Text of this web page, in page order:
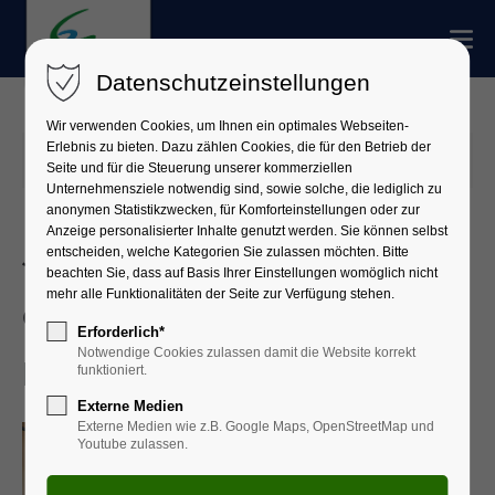
01.07.2025 16:14
Jugendhilfeausschuss
empfiehlt weitere
heilpädagogische Tagesgruppe
Datenschutzeinstellungen
Wir verwenden Cookies, um Ihnen ein optimales Webseiten-
Erlebnis zu bieten. Dazu zählen Cookies, die für den Betrieb der
Seite und für die Steuerung unserer kommerziellen
Unternehmensziele notwendig sind, sowie solche, die lediglich zu
anonymen Statistikzwecken, für Komforteinstellungen oder zur
Anzeige personalisierter Inhalte genutzt werden. Sie können selbst
entscheiden, welche Kategorien Sie zulassen möchten. Bitte
beachten Sie, dass auf Basis Ihrer Einstellungen womöglich nicht
mehr alle Funktionalitäten der Seite zur Verfügung stehen.
Erforderlich*
Notwendige Cookies zulassen damit die Website korrekt
funktioniert.
Externe Medien
Externe Medien wie z.B. Google Maps, OpenStreetMap und
Youtube zulassen.